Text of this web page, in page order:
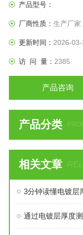
质.产品型号：
厂商性质： 生产厂家
更新时间： 2026-
访 问 量： 2385
产品咨询
产品分类
相关文章
3分钟读懂电镀层
通过电镀层厚度